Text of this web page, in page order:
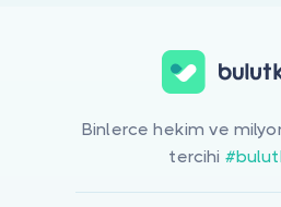
Binlerce hekim ve
tercihi